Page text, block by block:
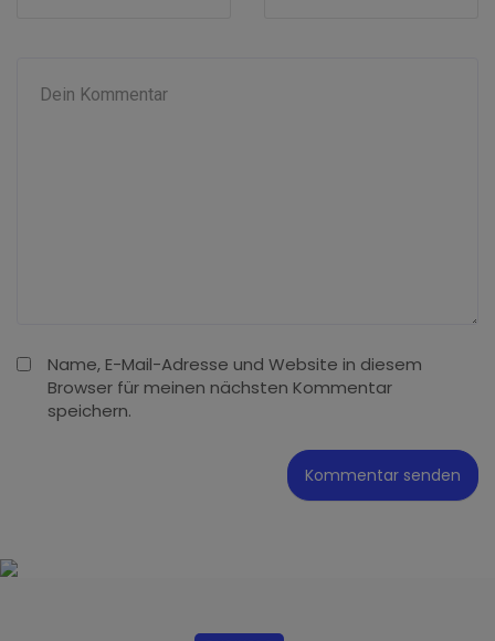
Name, E-Mail-Adresse und Website in diesem
Browser für meinen nächsten Kommentar
speichern.